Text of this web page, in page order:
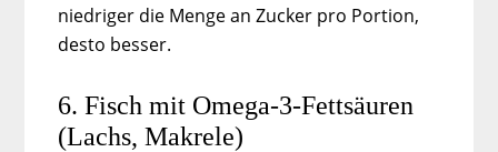
niedriger die Menge an Zucker pro Portion,
desto besser.
6. Fisch mit Omega-3-Fettsäuren
(Lachs, Makrele)